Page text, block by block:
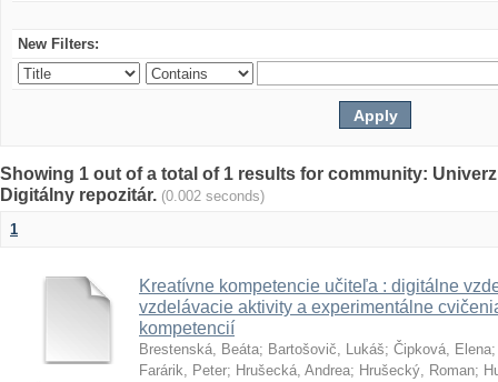
New Filters:
Showing 1 out of a total of 1 results for community:
Digitálny repozitár. (0.002 seconds)
1
Kreatívne kompetencie učiteľa : digitálne
vzdelávacie aktivity a experimentálne
kompetencií
Brestenská, Beáta; Bartošovič, Lukáš; Čipková, Elena
Farárik, Peter; Hrušecká, Andrea; Hrušecký, Roman;